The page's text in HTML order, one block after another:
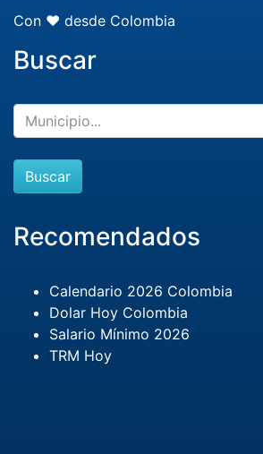
Con ❤️ desde Colombia
Buscar
Buscar
Recomendados
Calendario 2026 Colombia
Dolar Hoy Colombia
Salario Mínimo 2026
TRM Hoy